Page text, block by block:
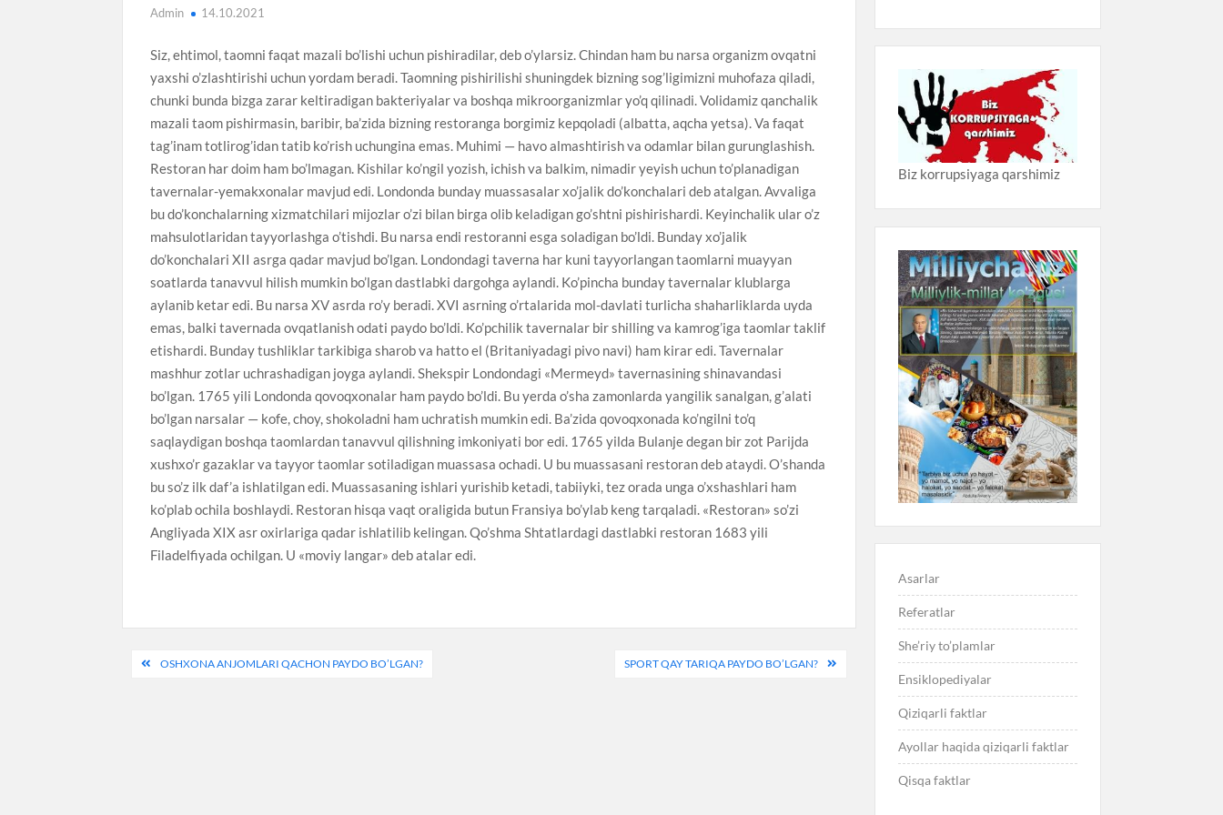
Admin 14.10.2021
Siz, ehtimol, taomni faqat mazali bo’lishi uchun pishiradilar, deb o’ylarsiz. Chindan ham bu narsa organizm ovqatni
yaxshi o’zlashtirishi uchun yordam beradi. Taomning pishirilishi shuningdek bizning sog’ligimizni muhofaza qiladi,
chunki bunda bizga zarar keltiradigan bakteriyalar va boshqa mikroorganizmlar yo’q qilinadi. Volidamiz qanchalik
mazali taom pishirmasin, baribir, ba’zida bizning restoranga borgimiz kepqoladi (albatta, aqcha yetsa). Va faqat
tag’inam totlirog’idan tatib ko’rish uchungina emas. Muhimi — havo almashtirish va odamlar bilan gurunglashish.
Restoran har doim ham bo’lmagan. Kishilar ko’ngil yozish, ichish va balkim, nimadir yeyish uchun to’planadigan
tavernalar-yemakxonalar mavjud edi. Londonda bunday muassasalar xo’jalik do’konchalari deb atalgan. Avvaliga
bu do’konchalarning xizmatchilari mijozlar o’zi bilan birga olib keladigan go’shtni pishirishardi. Keyinchalik ular o’z
mahsulotlaridan tayyorlashga o’tishdi. Bu narsa endi restoranni esga soladigan bo’ldi. Bunday xo’jalik
do’konchalari XII asrga qadar mavjud bo’lgan. Londondagi taverna har kuni tayyorlangan taomlarni muayyan
soatlarda tanavvul hilish mumkin bo’lgan dastlabki dargohga aylandi. Ko’pincha bunday tavernalar klublarga
aylanib ketar edi. Bu narsa XV asrda ro’y beradi. XVI asrning o’rtalarida mol-davlati turlicha shaharliklarda uyda
emas, balki tavernada ovqatlanish odati paydo bo’ldi. Ko’pchilik tavernalar bir shilling va kamrog’iga taomlar taklif
etishardi. Bunday tushliklar tarkibiga sharob va hatto el (Britaniyadagi pivo navi) ham kirar edi. Tavernalar
mashhur zotlar uchrashadigan joyga aylandi. Shekspir Londondagi «Mermeyd» tavernasining shinavandasi
bo’lgan. 1765 yili Londonda qovoqxonalar ham paydo bo’ldi. Bu yerda o’sha zamonlarda yangilik sanalgan, g’alati
bo’lgan narsalar — kofe, choy, shokoladni ham uchratish mumkin edi. Ba’zida qovoqxonada ko’ngilni to’q
saqlaydigan boshqa taomlardan tanavvul qilishning imkoniyati bor edi. 1765 yilda Bulanje degan bir zot Parijda
xushxo’r gazaklar va tayyor taomlar sotiladigan muassasa ochadi. U bu muassasani restoran deb ataydi. O’shanda
bu so’z ilk daf’a ishlatilgan edi. Muassasaning ishlari yurishib ketadi, tabiiyki, tez orada unga o’xshashlari ham
ko’plab ochila boshlaydi. Restoran hisqa vaqt oraligida butun Fransiya bo’ylab keng tarqaladi. «Restoran» so’zi
Angliyada XIX asr oxirlariga qadar ishlatilib kelingan. Qo’shma Shtatlardagi dastlabki restoran 1683 yili
Filadelfiyada ochilgan. U «moviy langar» deb atalar edi.
PostOSHXONA ANJOMLARI QACHON PAYDO BO’LGAN? SPORT QAY TARIQA PAYDO BO’LGAN?
Biz korrupsiyaga qarshimiz
Asarlar
Referatlar
She’riy to’plamlar
Ensiklopediyalar
Qiziqarli faktlar
Ayollar haqida qiziqarli faktlar
Qisqa faktlar